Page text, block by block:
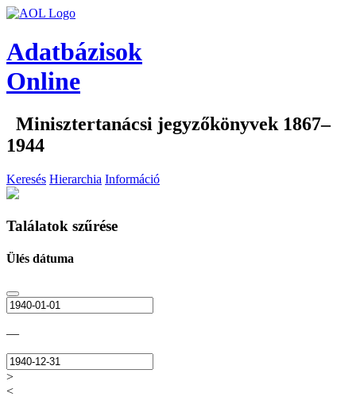
Adatbázisok
Online
Minisztertanácsi jegyzőkönyvek 1867–
1944
Keresés Hierarchia Információ
Találatok szűrése
Ülés dátuma
—
>
<